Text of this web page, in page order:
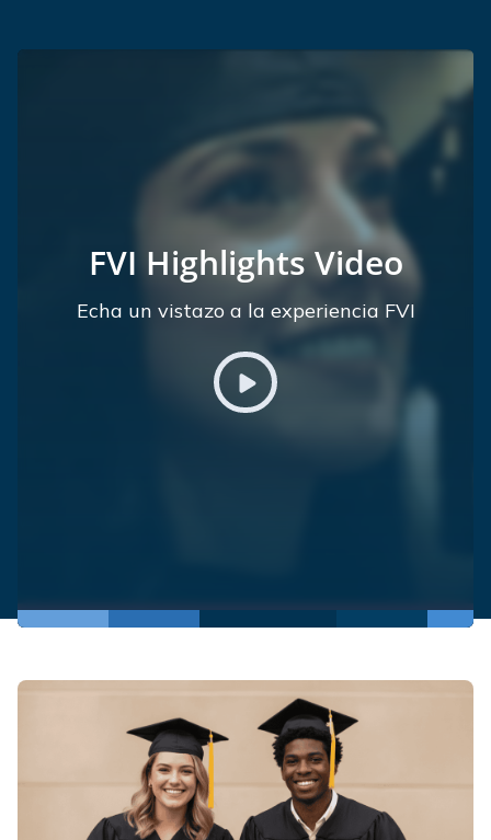
FVI Highlights Video
Echa un vistazo a la experiencia FVI
Play video